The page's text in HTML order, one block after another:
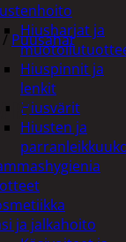
Hiusharjat ja
Hiuspinnit ja
lenkit
Hiusvärit
Hiusten ja
ja jalkahoito
/ Puusahat
R7